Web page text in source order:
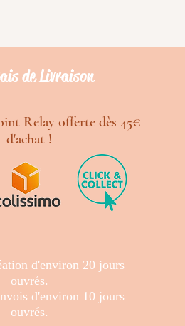
de Livraison
Relay offerte dès 45€
d'achat !
d'environ 20 jours
ouvrés.
d'environ 10 jours
ouvrés.